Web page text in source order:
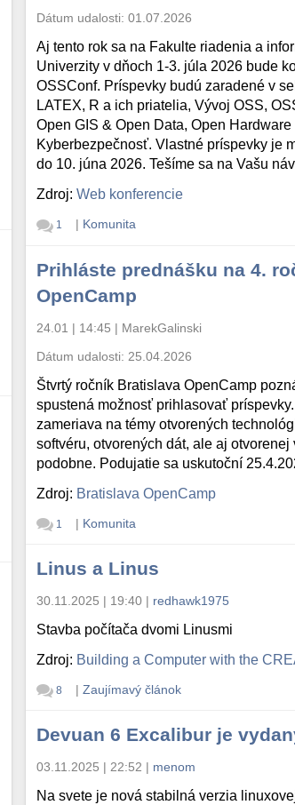
Dátum udalosti:01.07.2026
Aj tento rok sa na Fakulte riadenia a
Univerzity v dňoch 1-3. júla 2026 bude
OSSConf. Príspevky budú zaradené v
LATEX, R a ich priatelia, Vývoj OSS,
Open GIS & Open Data, Open Hardware
Kyberbezpečnosť. Vlastné príspevky je
do 10. júna 2026. Tešíme sa na Vašu
Zdroj:Web konferencie
1 | Komunita
Prihláste prednášku na 4.
OpenCamp
24.01 | 14:45 | MarekGalinski
Dátum udalosti: 25.04.2026
Štvrtý ročník Bratislava OpenCamp
spustená možnosť prihlasovať
zameriava na témy otvorených
softvéru, otvorených dát, ale aj otvorenej
podobne. Podujatie sa uskutoční
Zdroj: Bratislava OpenCamp
1 | Komunita
Linus a Linus
30.11.2025 | 19:40 | redhawk1975
Stavba počítača dvomi Linusmi
Zdroj: Building a Computer with the
8 | Zaujímavý článok
Devuan 6 Excalibur je
03.11.2025 | 22:52 | menom
Na svete je nová stabilná verzia